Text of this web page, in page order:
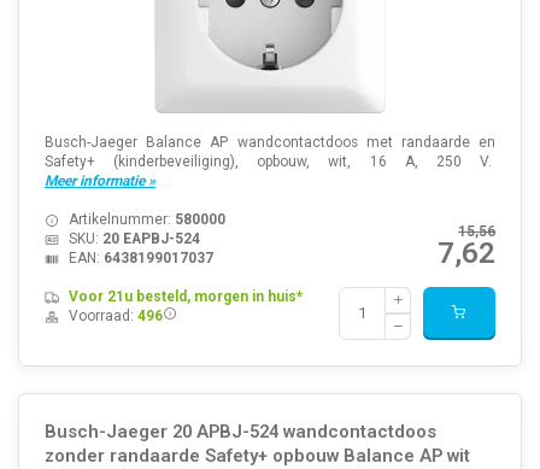
Busch-Jaeger Balance AP wandcontactdoos met randaarde en
Safety+ (kinderbeveiliging), opbouw, wit, 16 A, 250 V.
Meer informatie »
15,56
7,62
Artikelnummer: 580000
SKU: 20 EAPBJ-524
EAN: 6438199017037
Voor 21u besteld, morgen in huis*
Voorraad: 496
Busch-Jaeger 20 APBJ-524 wandcontactdoos
zonder randaarde Safety+ opbouw Balance AP wit